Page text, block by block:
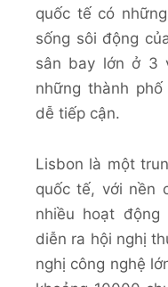
quốc tế có
sống sôi động
sân bay lớn ở 3
những thành
dễ tiếp cận.
Lisbon là một
quốc tế, với nền
nhiều hoạt
diễn ra hội nghị
nghị công nghệ